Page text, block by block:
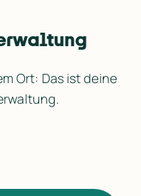
Ort: Das ist deine